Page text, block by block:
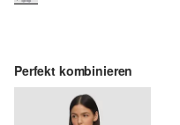
Perfekt kombinieren